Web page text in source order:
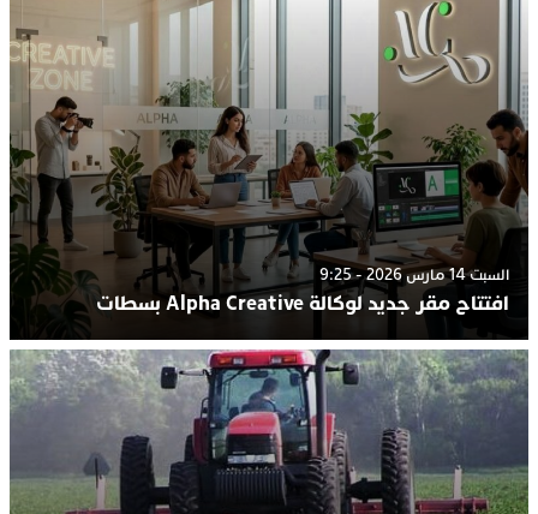
السبت 14 مارس 2026 - 9:25
افتتاح مقر جديد لوكالة Alpha Creative بسطات